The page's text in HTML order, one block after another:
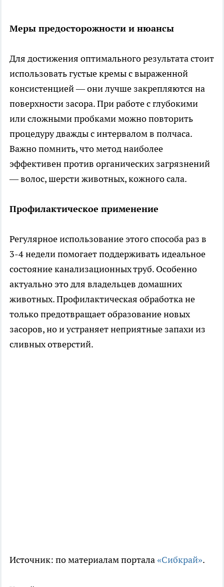
Меры предосторожности и нюансы
Для достижения оптимального результата стоит
использовать густые кремы с выраженной
консистенцией — они лучше закрепляются на
поверхности засора. При работе с глубокими
или сложными пробками можно повторить
процедуру дважды с интервалом в полчаса.
Важно помнить, что метод наиболее
эффективен против органических загрязнений
— волос, шерсти животных, кожного сала.
Профилактическое применение
Регулярное использование этого способа раз в
3-4 недели помогает поддерживать идеальное
состояние канализационных труб. Особенно
актуально это для владельцев домашних
животных. Профилактическая обработка не
только предотвращает образование новых
засоров, но и устраняет неприятные запахи из
сливных отверстий.
Источник: по материалам портала «Сибкрай».